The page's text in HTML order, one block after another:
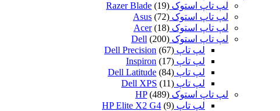
لپ تاپ استوک Razer Blade (19)
لپ تاپ استوک Asus (72)
لپ تاپ استوک Acer (18)
لپ تاپ استوک Dell (200)
لپ تاپ Dell Precision (67)
لپ تاپ Inspiron (17)
لپ تاپ Dell Latitude (84)
لپ تاپ Dell XPS (11)
لپ تاپ استوک HP (489)
لپ تاپ HP Elite X2 G4 (9)